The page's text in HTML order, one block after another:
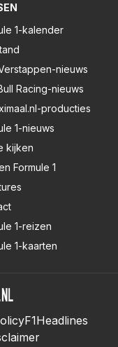
1-kalender
nieuws
Racing-nieuws
producties
1-nieuws
kijken
Formule 1
1-reizen
1-kaarten
F1Headlines